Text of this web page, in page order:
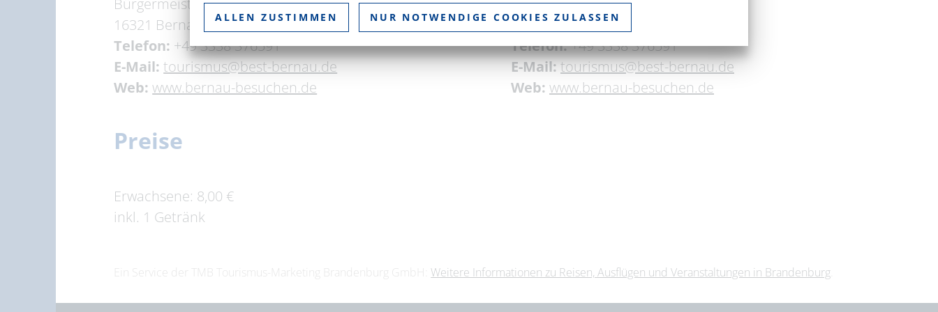
16321 Bernau bei Berlin
Telefon: +49 3338 376591
E-Mail: tourismus@best-bernau.de
Web: www.bernau-besuchen.de
16321 Bernau bei Berlin
Telefon:+49 3338 376591
E-Mail:tourismus@best-bernau.de
Web: www.bernau-besuchen.de
Preise
Erwachsene: 8,00 €
inkl. 1 Getränk
Ein Service der TMB Tourismus-Marketing Brandenburg GmbH:Weitere Informationen zu Reisen, Ausflügen und Veranstaltungen in Brandenburg
ALLEN ZUSTIMMEN NUR NOTWENDIGE COOKIES ZULASSEN